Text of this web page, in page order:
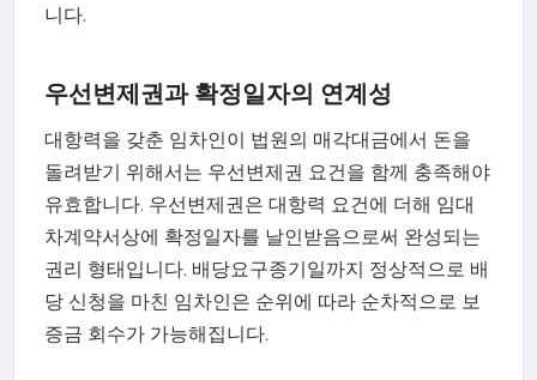
니다.
우선변제권과 확정일자의 연계성
대항력을 갖춘 임차인이 법원의 매각대금에서 돈을
돌려받기 위해서는 우선변제권 요건을 함께 충족해야
유효합니다. 우선변제권은 대항력 요건에 더해 임대
차계약서상에 확정일자를 날인받음으로써 완성되는
권리 형태입니다. 배당요구종기일까지 정상적으로 배
당 신청을 마친 임차인은 순위에 따라 순차적으로 보
증금 회수가 가능해집니다.